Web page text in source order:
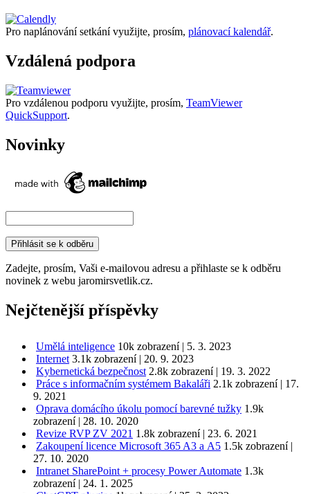
Pro naplánování setkání využijte, prosím, plánovací kalendář.
Vzdálená podpora
Pro vzdálenou podporu využijte, prosím, TeamViewer
QuickSupport.
Novinky
Zadejte, prosím, Vaši e-mailovou adresu a přihlaste se k odběru
novinek z webu jaromirsvetlik.cz.
Nejčtenější příspěvky
Umělá inteligence 10k zobrazení| 5. 3. 2023
Internet 3.1k zobrazení| 20. 9. 2023
Kybernetická bezpečnost 2.8k zobrazení| 19. 3. 2022
Práce s informačním systémem Bakaláři 2.1k zobrazení| 17.
9. 2021
Oprava domácího úkolu pomocí barevné tužky 1.9k
zobrazení| 28. 10. 2020
Revize RVP ZV 2021 1.8k zobrazení| 23. 6. 2021
Zakoupení licence Microsoft 365 A3 a A5 1.5k zobrazení|
27. 10. 2020
Intranet SharePoint + procesy Power Automate 1.3k
zobrazení| 24. 1. 2025